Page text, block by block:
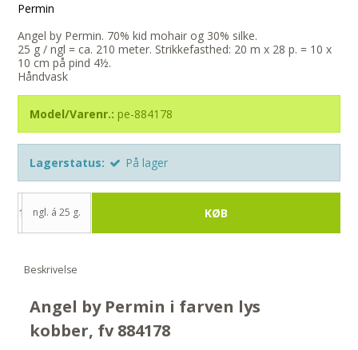
Permin
Angel by Permin. 70% kid mohair og 30% silke.
25 g / ngl = ca. 210 meter. Strikkefasthed: 20 m x 28 p. = 10 x
10 cm på pind 4½.
Håndvask
Model/Varenr.: pe-884178
Lagerstatus: På lager
ngl. á 25 g. KØB
Beskrivelse
Angel by Permin i farven lys
kobber, fv 884178